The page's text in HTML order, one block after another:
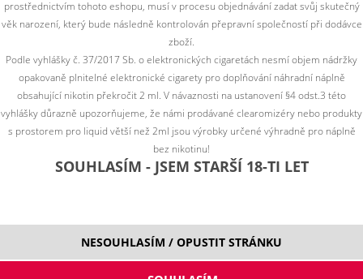
prostřednictvím tohoto eshopu, musí v procesu objednávání zadat svůj skutečný
věk narození, který bude následně kontrolován přepravní společností při dodávce
zboží.
Podle vyhlášky č. 37/2017 Sb. o elektronických cigaretách nesmí objem nádržky
opakovaně plnitelné elektronické cigarety pro doplňování náhradní náplně
obsahující nikotin překročit 2 ml. V návaznosti na ustanovení §4 odst.3 této
vyhlášky důrazně upozorňujeme, že námi prodávané clearomizéry nebo produkty
s prostorem pro liquid větší než 2ml jsou výrobky určené výhradně pro náplně
bez nikotinu!
SOUHLASÍM - JSEM STARŠÍ 18-TI LET
NESOUHLASÍM / OPUSTIT STRÁNKU